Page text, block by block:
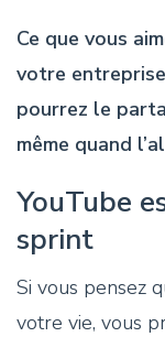
Ce que vous
votre
pourrez le
même quand
YouTube
sprint
Si vous pensez
votre vie, vous